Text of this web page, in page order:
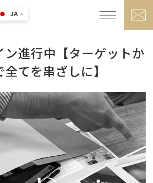
ン進行中【ターゲットか
てを串ざしに】